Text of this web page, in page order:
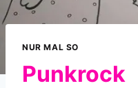
NUR MAL SO
Punkrock